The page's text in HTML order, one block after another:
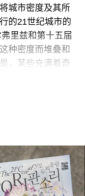
城市密度及其所
的21世纪城市的
里兹和第十五届
种密度而堆叠和
，某些充满着奇
让人感到粘稠、
力，我四处寻找
术作品近距离欣
车；在交通中停
活动时，交通似